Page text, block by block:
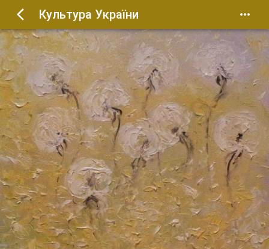
Культура України